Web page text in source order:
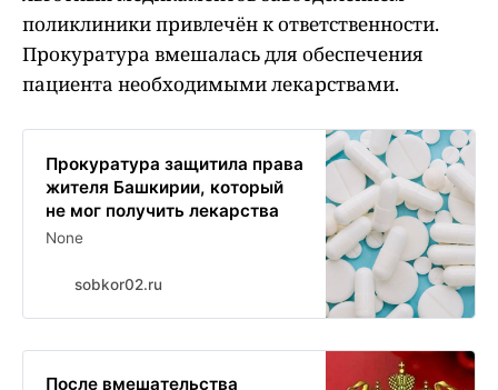
поликлиники привлечён к ответственности.
Прокуратура вмешалась для обеспечения
пациента необходимыми лекарствами.
Прокуратура защитила права
жителя Башкирии, который
не мог получить лекарства
None
sobkor02.ru
После вмешательства